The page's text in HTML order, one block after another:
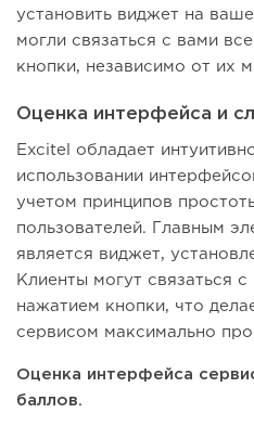
установить виджет на
могли связаться с вами
кнопки, независимо от их
Оценка интерфейса и
Excitel обладает
использовании
учетом принципов
пользователей. Главным
является виджет,
Клиенты могут связаться
нажатием кнопки, что
сервисом максимально
Оценка интерфейса
баллов.